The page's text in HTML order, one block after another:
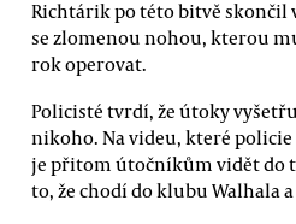
Richtárik po této bitvě skončil
se zlomenou nohou, kterou
rok operovat.
Policisté tvrdí, že útoky
nikoho. Na videu, které
je přitom útočníkům vidět do
to, že chodí do klubu Walhala